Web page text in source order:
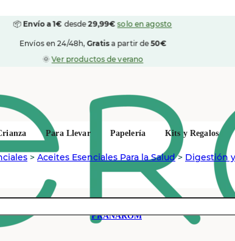
📦Envío a 1€desde29,99€ solo en agosto
Envíos en 24/48h,Gratisa partir de50€
🌞Ver productos de verano
Para Llevar Papelería Kits y Regalos
> Aceites Esenciales Para la Salud> Digestión
PRANAROM